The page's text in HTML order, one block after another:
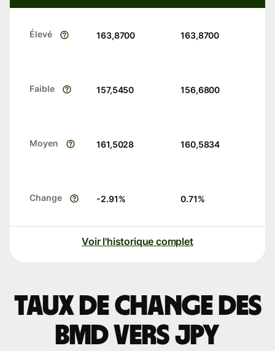
Élevé 163,8700 163,8700
Faible 157,5450 156,6800
Moyen 161,5028 160,5834
Change -2.91% 0.71%
Voir l'historique complet
Taux de change des
BMD vers JPY